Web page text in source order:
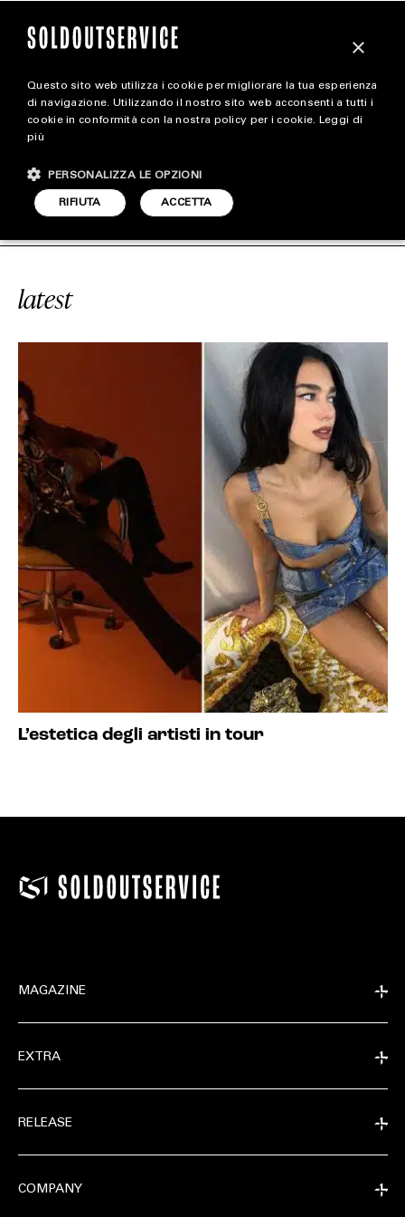
magazine
STYLE
FOOTWEAR
CREMONINI
latest
L’estetica degli artisti in tour
MAGAZINE
EXTRA
RELEASE
COMPANY
×
Questo sito web utilizza i cookie per migliorare la tua esperienza
di navigazione. Utilizzando il nostro sito web acconsenti a tutti i
cookie in conformità con la nostra policy per i cookie. Leggi di
più
ACCETTA
RIFIUTA
PERSONALIZZA LE OPZIONI